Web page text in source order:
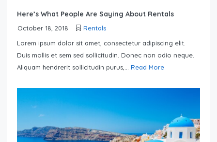
Here’s What People Are Saying About Rentals
October 18, 2018
Rentals
Lorem ipsum dolor sit amet, consectetur adipiscing elit.
Duis mollis et sem sed sollicitudin. Donec non odio neque.
Aliquam hendrerit sollicitudin purus,... Read More